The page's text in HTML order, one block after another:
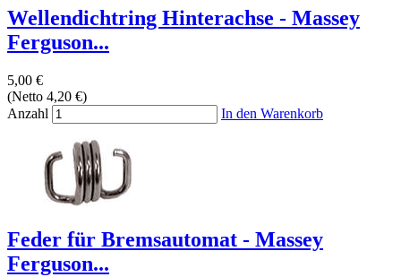
Wellendichtring Hinterachse - Massey
Ferguson...
5,00 €
(Netto 4,20 €)
Anzahl
In den Warenkorb
Feder für Bremsautomat - Massey
Ferguson...